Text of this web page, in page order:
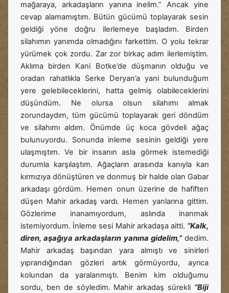
mağaraya, arkadaşların yanına inelim.” Ancak yine
cevap alamamıştım. Bütün gücümü toplayarak sesin
geldiği yöne doğru ilerlemeye başladım. Birden
silahımın yanımda olmadığını farkettim. O yolu tekrar
yürümek çok zordu. Zar zor birkaç adım ilerlemiştim.
Aklıma birden Kani Botke’de düşmanın olduğu ve
oradan rahatlıkla Serke Deryan’a yani bulunduğum
yere gelebileceklerini, hatta gelmiş olabileceklerini
düşündüm. Ne olursa olsun silahımı almak
zorundaydım, tüm gücümü toplayarak geri döndüm
ve silahımı aldım. Önümde üç koca gövdeli ağaç
bulunuyordu. Sonunda inleme sesinin geldiği yere
ulaşmıştım. Ve bir insanın asla görmek istemediği
durumla karşılaştım. Ağaçların arasında kanıyla karı
kırmızıya dönüştüren ve donmuş bir halde olan Gabar
arkadaşı gördüm. Hemen onun üzerine de hafiften
düşen Mahir arkadaş vardı. Hemen yanlarına gittim.
Gözlerime inanamıyordum, aslında inanmak
istemiyordum. İnleme sesi Mahir arkadaşa aitti. “Kalk,
diren, aşağıya arkadaşların yanına gidelim,”dedim.
Mahir arkadaş başından yara almıştı ve sinirleri
yıprandığından gözleri artık görmüyordu, ayrıca
kolundan da yaralanmıştı. Benim kim olduğumu
sordu, ben de söyledim. Mahir arkadaş sürekli “Biji